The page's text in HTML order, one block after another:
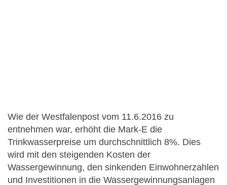
Wie der Westfalenpost vom 11.6.2016 zu
entnehmen war, erhöht die Mark-E die
Trinkwasserpreise um durchschnittlich 8%. Dies
wird mit den steigenden Kosten der
Wassergewinnung, den sinkenden Einwohnerzahlen
und Investitionen in die Wassergewinnungsanlagen